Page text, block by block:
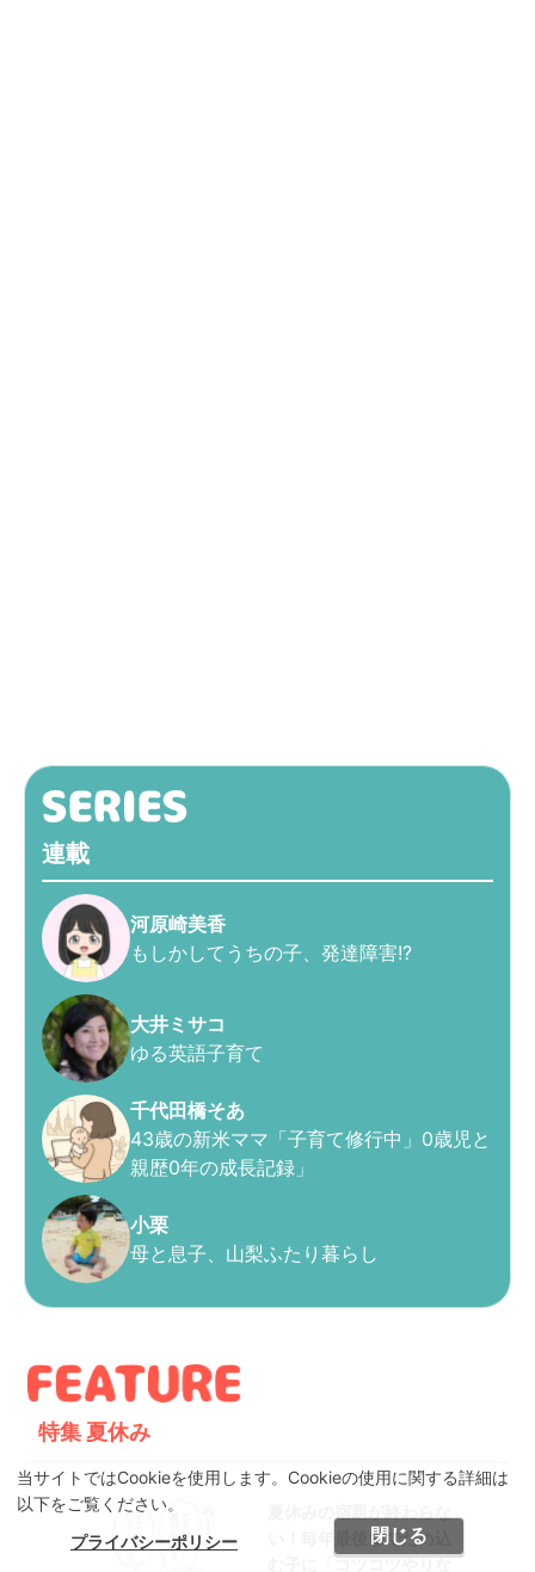
当サイトではCookieを使用します。Cookieの使用に関する詳細は
以下をご覧ください。
プライバシーポリシー
閉じる
連載
河原崎美香
もしかしてうちの子、発達障害!?
大井ミサコ
ゆる英語子育て
千代田橋そあ
43歳の新米ママ「子育て修行中」0歳児と
親歴0年の成長記録」
小栗
母と息子、山梨ふたり暮らし
特集 夏休み
い！毎年最後までため込
む子に「コツコツやりな